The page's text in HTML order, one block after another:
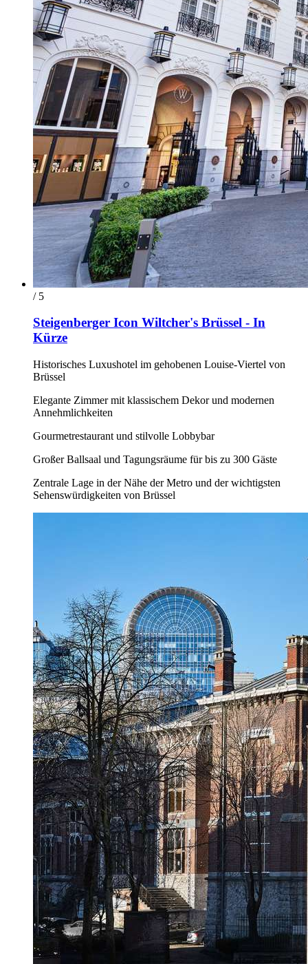
/ 5
Steigenberger Icon Wiltcher's Brüssel - In
Kürze
Historisches Luxushotel im gehobenen Louise-Viertel von
Brüssel
Elegante Zimmer mit klassischem Dekor und modernen
Annehmlichkeiten
Gourmetrestaurant und stilvolle Lobbybar
Großer Ballsaal und Tagungsräume für bis zu 300 Gäste
Zentrale Lage in der Nähe der Metro und der wichtigsten
Sehenswürdigkeiten von Brüssel